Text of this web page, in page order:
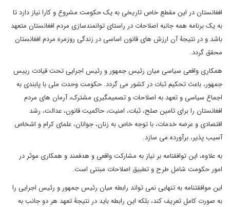
افغانستان در این مقطع خاص تاریخی به یک حکومت مشروع و کارا نیاز دارد تا
به یک برنامه همه جانبه اصلاحات در راستای توانمندسازی مردم افغانستان متعهد
باشد و در نتیجۀ آن ارزش های قانون اساسی در زندگی روزمره مردم افغانستان
محقق گردد.
همکاری واقعی سیاسی میان رئیس جمهور و رئیس اجرایی تحت قیادت رییس
جمهور، باعث تحکیم ثبات در کشور می گردد. حکومت وحدت ملی با پابندی به
اجماع سیاسی و تعهد به اصلاحات و تصمیمگیری مشترک، آرمان های مردم
افغانستان را برای تامین صلح، ثبات، امنیت، حاکمیت قانون، عدالت، رشد
اقتصادی و عرضه خدمات، با توجه خاص به زنان، جوانان، علمای کرام و اشخاص
آسیب پذیر، برآورده می سازد.
به علاوه، این توافقنامه بر نیاز به مشارکت واقعی و هدفمند و همکاری موثر در
امور حکومت شامل طرح و تطبیق اصلاحات مبتنی است.
این موافقتنامه به تنهایی نمی تواند رابطه میان رئیس جمهور و رئیس اجرایی را
به صورت کامل تعریف کند، بلکه این رابطه باید در نتیجۀ تعهد هر دو جانب به